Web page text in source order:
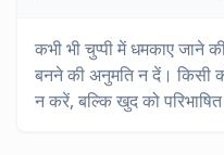
कभी भी चुप्पी में धमकाए जाने
बनने की अनुमति न दें। किसी
न करें, बल्कि खुद को